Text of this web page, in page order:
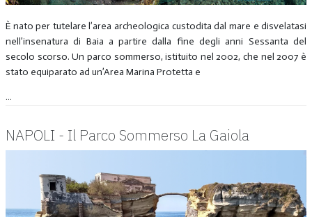
È nato per tutelare l’area archeologica custodita dal mare e disvelatasi
nell’insenatura di Baia a partire dalla fine degli anni Sessanta del
secolo scorso. Un parco sommerso, istituito nel 2002, che nel 2007 è
stato equiparato ad un’Area Marina Protetta e
...
NAPOLI - Il Parco Sommerso La Gaiola